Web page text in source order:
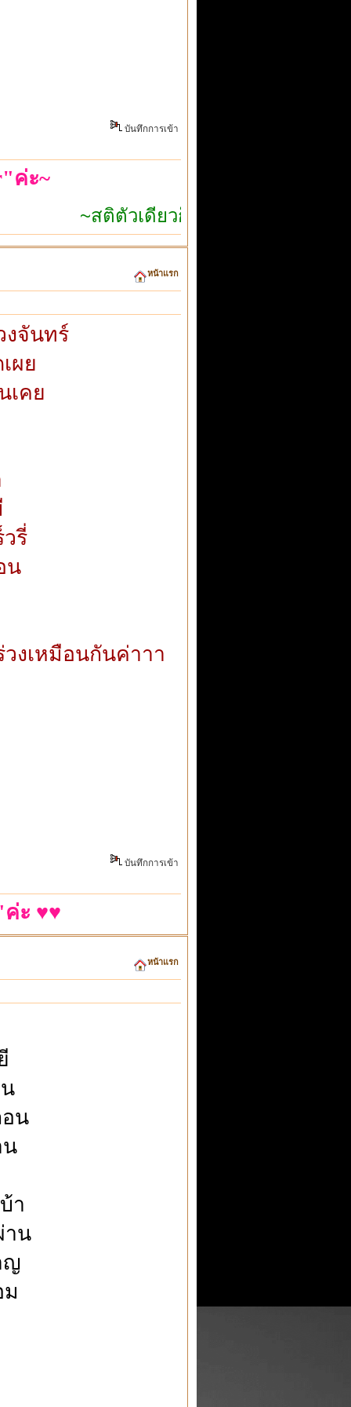
บันทึกการเข้า
ค่ะ~
~สติตัวเดียวก็เอาอยู่~
หน้าแรก
งจันทร์
ผย
เคย
รี่
น
งเหมือนกันค่าาา
บันทึกการเข้า
ะ ♥♥
หน้าแรก
น
น
า
าน
ญ